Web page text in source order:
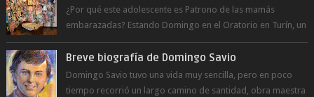
¿Por qué este adolescente es Patrono de las mamás
embarazadas? Estando Domingo en el Oratorio en Turín, un
día le pide a Don Bosco...
Breve biografía de Domingo Savio
Domingo Savio tuvo una vida muy sencilla, pero en poco
tiempo recorrió un largo camino de santidad, obra maestra